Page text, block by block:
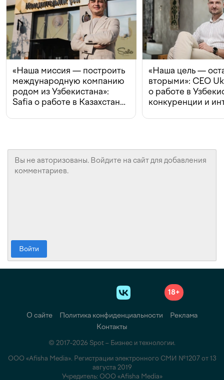
«Наша миссия — построить
международную компанию
родом из Узбекистана»:
Safia о работе в Казахстане,
«Наша цель —
вторыми»: CEO
о работе в
конкуренции и
Войти
18+
О сайте Политика конфиденциальности
Реклама
Контакты
© 2017-2026 Spot – Бизнес и технологии.
ООО «Afisha Media». Регистрации электронного СМИ №1207 от 13
августа 2019
Учредитель: ООО «Afisha Media»